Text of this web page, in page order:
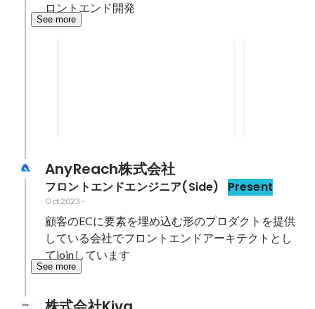
ロントエンド開発
See more
AnyReach株式会社
フロントエンドエンジニア(Side) Present
Oct 2023 -
顧客のECに要素を埋め込む形のプロダクトを提供
している会社でフロントエンドアーキテクトとし
てjoinしています
See more